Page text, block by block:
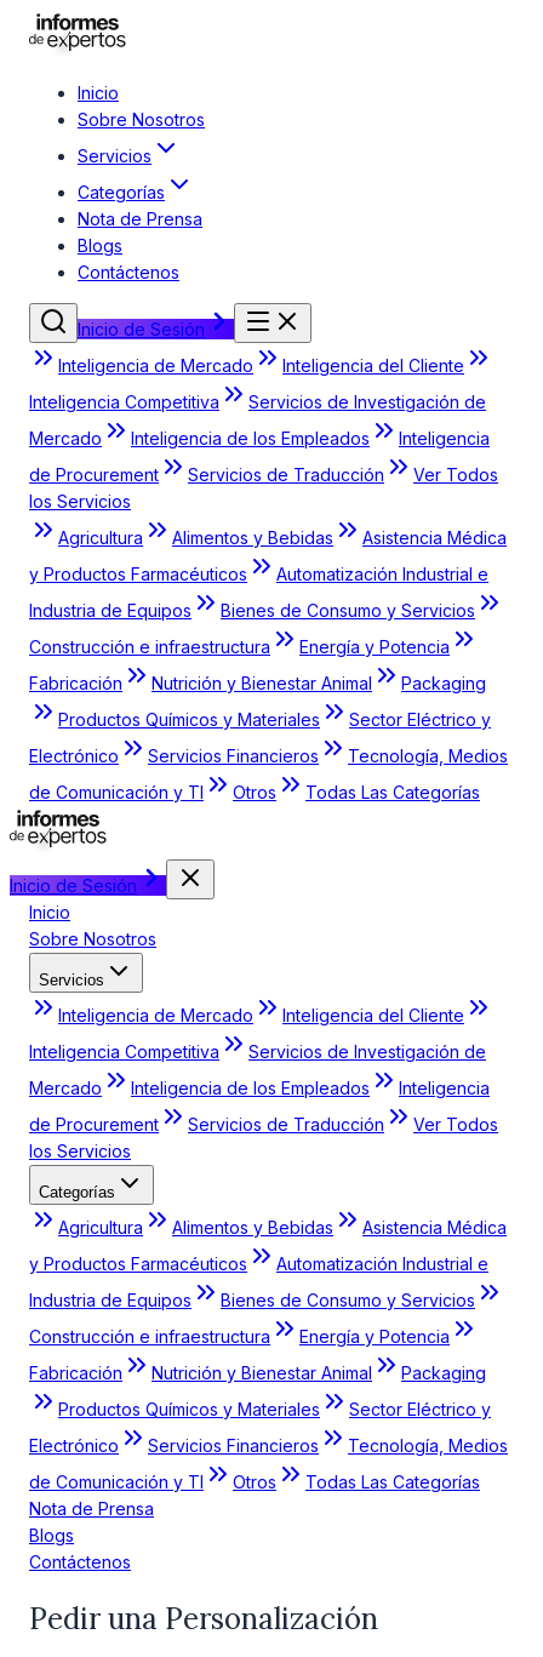
Inicio
Sobre Nosotros
Servicios
Categorías
Nota de Prensa
Blogs
Contáctenos
Inicio de Sesión
Inteligencia de Mercado
Inteligencia del Cliente
Inteligencia Competitiva
Servicios de Investigación de
Mercado
Inteligencia de los Empleados
Inteligencia
de Procurement
Servicios de Traducción
Ver Todos
los Servicios
Agricultura
Alimentos y Bebidas
Asistencia Médica
y Productos Farmacéuticos
Automatización Industrial e
Industria de Equipos
Bienes de Consumo y Servicios
Construcción e infraestructura
Energía y Potencia
Fabricación
Nutrición y Bienestar Animal
Packaging
Productos Químicos y Materiales
Sector Eléctrico y
Electrónico
Servicios Financieros
Tecnología, Medios
de Comunicación y TI
Otros Todas Las Categorías
Inicio de Sesión
Inicio
Sobre Nosotros
Servicios
Inteligencia de Mercado
Inteligencia del Cliente
Inteligencia Competitiva
Servicios de Investigación de
Mercado
Inteligencia de los Empleados
Inteligencia
de Procurement
Servicios de Traducción
Ver Todos
los Servicios
Categorías
Agricultura Alimentos y Bebidas
Asistencia Médica
y Productos Farmacéuticos
Automatización Industrial e
Industria de Equipos
Bienes de Consumo y Servicios
Construcción e infraestructura
Energía y Potencia
Fabricación
Nutrición y Bienestar Animal
Packaging
Productos Químicos y Materiales
Sector Eléctrico y
Electrónico
Servicios Financieros
Tecnología, Medios
de Comunicación y TI
Otros
Todas Las Categorías
Nota de Prensa
Blogs
Contáctenos
Pedir una Personalización